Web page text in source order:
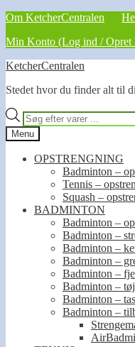
Om KetcherCentralen
Min Konto (Log ind / Opret
Spring
navigation
Spring
indhold
KetcherCentralen
Stedet hvor du finder alt til
Products
search
Menu
OPSTRENGNING
Badminton –
Tennis –
Squash –
BADMINTON
Badminton –
Badminton –
Badminton –
Badminton –
Badminton –
Badminton –
Badminton –
Badminton –